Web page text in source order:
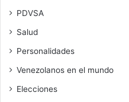
PDVSA
Salud
Personalidades
Venezolanos en el mundo
Elecciones